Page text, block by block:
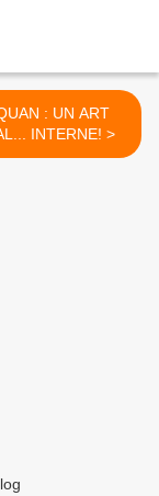
: UN ART
MARTIAL... INTERNE! >